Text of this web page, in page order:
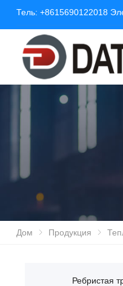
Тель: +8615690122018
Дом Продукция
Ребристая